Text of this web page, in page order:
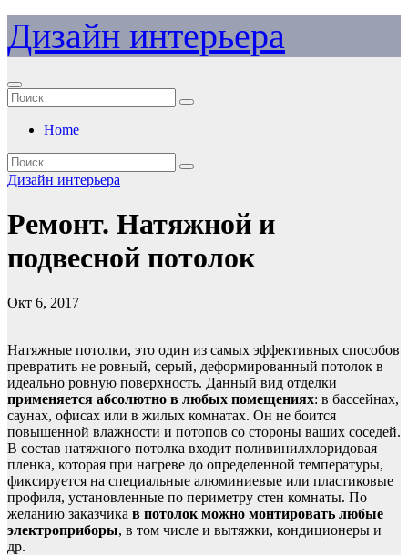
Перейти
к
содержимому
Дизайн интерьера
Home
Дизайн интерьера
Ремонт. Натяжной и
подвесной потолок
Окт 6, 2017
Натяжные потолки, это один из самых эффективных способов
превратить не ровный, серый, деформированный потолок в
идеально ровную поверхность. Данный вид отделки
применяется абсолютно в любых помещениях: в бассейнах,
саунах, офисах или в жилых комнатах. Он не боится
повышенной влажности и потопов со стороны ваших соседей.
В состав натяжного потолка входит поливинилхлоридовая
пленка, которая при нагреве до определенной температуры,
фиксируется на специальные алюминиевые или пластиковые
профиля, установленные по периметру стен комнаты. По
желанию заказчика в потолок можно монтировать любые
электроприборы, в том числе и вытяжки, кондиционеры и
др.